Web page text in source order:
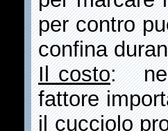
per contro
confina
Il costo: nel
fattore
il cucciolo